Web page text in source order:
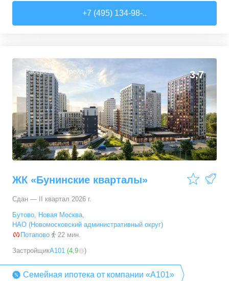
+7 (495) 134-98-..
Рассрочка Трейд-ин 3,7
ЖК «Бунинские кварталы»
Сдан — II квартал 2026 г.
Бутово, Новая Москва,
НАО (Новомосковский административный округ)
Потапово
22 мин.
ЗастройщикА101 (4,9 )
Семейная ипотека от компании «А101»